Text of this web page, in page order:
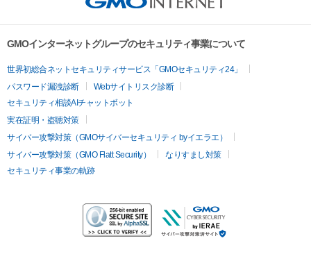
GMOインターネットグループのセキュリティ事業について
世界初総合ネットセキュリティサービス「GMOセキュリティ24」
パスワード漏洩診断
Webサイトリスク診断
セキュリティ相談AIチャットボット
実在証明・盗聴対策
サイバー攻撃対策（GMOサイバーセキュリティ byイエラエ）
サイバー攻撃対策（GMO Flatt Security）
なりすまし対策
セキュリティ事業の軌跡